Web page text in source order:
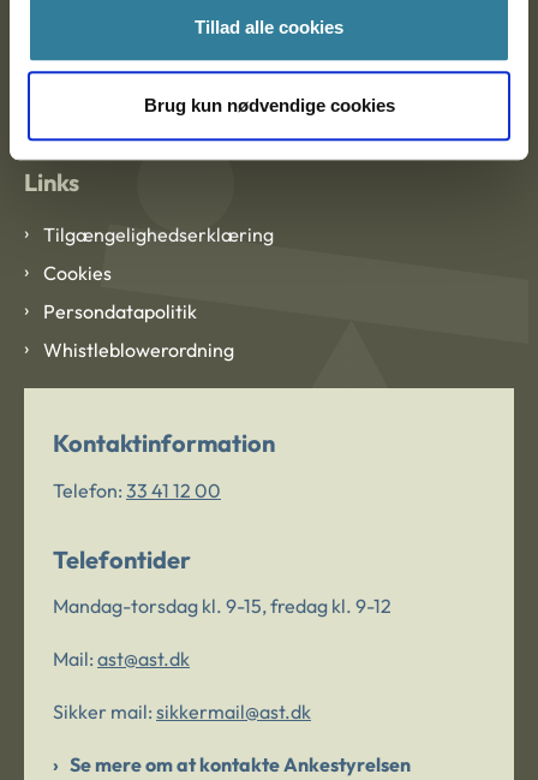
Tillad alle cookies
Brug kun nødvendige cookies
Om Ankestyrelsen
Om Ankestyrelsen
Blanketter og kontaktformularer
Links
Tilgængelighedserklæring
Cookies
Persondatapolitik
Whistleblowerordning
Kontaktinformation
Telefon: 33 41 12 00
Telefontider
Mandag-torsdag kl. 9-15, fredag kl. 9-12
Mail: ast@ast.dk
Sikker mail: sikkermail@ast.dk
Se mere om at kontakte Ankestyrelsen